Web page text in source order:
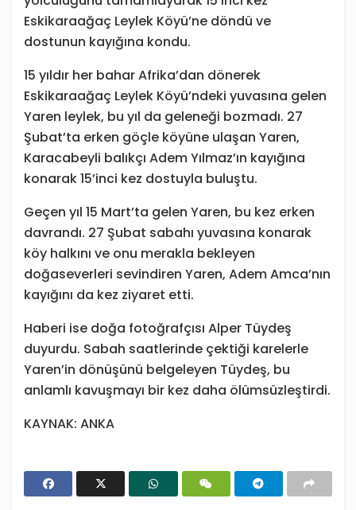
Eskikaraağaç Leylek Köyü’ne döndü ve
dostunun kayığına kondu.
15 yıldır her bahar Afrika’dan dönerek
Eskikaraağaç Leylek Köyü’ndeki yuvasına gelen
Yaren leylek, bu yıl da geleneği bozmadı. 27
Şubat’ta erken göçle köyüne ulaşan Yaren,
Karacabeyli balıkçı Adem Yılmaz’ın kayığına
konarak 15’inci kez dostuyla buluştu.
Geçen yıl 15 Mart’ta gelen Yaren, bu kez erken
davrandı. 27 Şubat sabahı yuvasına konarak
köy halkını ve onu merakla bekleyen
doğaseverleri sevindiren Yaren, Adem Amca’nın
kayığını da kez ziyaret etti.
Haberi ise doğa fotoğrafçısı Alper Tüydeş
duyurdu. Sabah saatlerinde çektiği karelerle
Yaren’in dönüşünü belgeleyen Tüydeş, bu
anlamlı kavuşmayı bir kez daha ölümsüzleştirdi.
KAYNAK: ANKA